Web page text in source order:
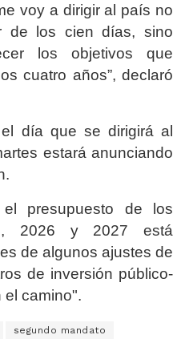
voy a dirigir al país no
de los cien días, sino
los objetivos que
cuatro años”, declaró
día que se dirigirá al
estará anunciando
presupuesto de los
2026 y 2027 está
de algunos ajustes de
de inversión público-
el camino".
segundo mandato